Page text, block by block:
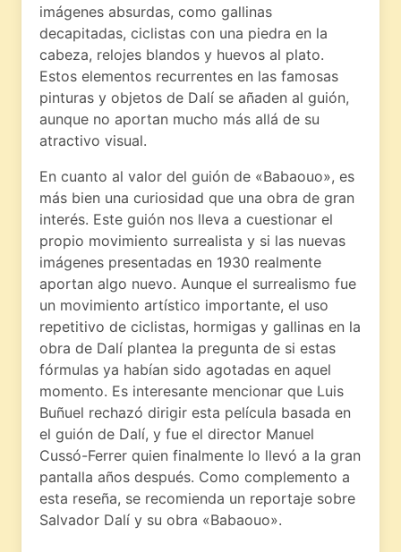
imágenes absurdas, como gallinas
decapitadas, ciclistas con una piedra en la
cabeza, relojes blandos y huevos al plato.
Estos elementos recurrentes en las famosas
pinturas y objetos de Dalí se añaden al guión,
aunque no aportan mucho más allá de su
atractivo visual.
En cuanto al valor del guión de «Babaouo», es
más bien una curiosidad que una obra de gran
interés. Este guión nos lleva a cuestionar el
propio movimiento surrealista y si las nuevas
imágenes presentadas en 1930 realmente
aportan algo nuevo. Aunque el surrealismo fue
un movimiento artístico importante, el uso
repetitivo de ciclistas, hormigas y gallinas en la
obra de Dalí plantea la pregunta de si estas
fórmulas ya habían sido agotadas en aquel
momento. Es interesante mencionar que Luis
Buñuel rechazó dirigir esta película basada en
el guión de Dalí, y fue el director Manuel
Cussó-Ferrer quien finalmente lo llevó a la gran
pantalla años después. Como complemento a
esta reseña, se recomienda un reportaje sobre
Salvador Dalí y su obra «Babaouo».